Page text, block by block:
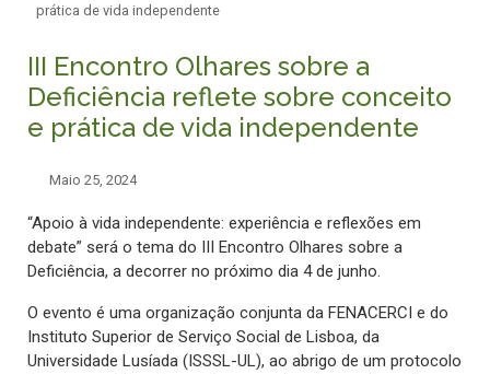
prática de vida independente
III Encontro Olhares sobre a
Deficiência reflete sobre conceito
e prática de vida independente
Maio 25, 2024
“Apoio à vida independente: experiência e reflexões em
debate” será o tema do III Encontro Olhares sobre a
Deficiência, a decorrer no próximo dia 4 de junho.
O evento é uma organização conjunta da FENACERCI e do
Instituto Superior de Serviço Social de Lisboa, da
Universidade Lusíada (ISSSL-UL), ao abrigo de um protocolo